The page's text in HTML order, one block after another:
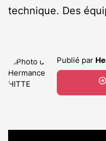
technique. Des
Publié par